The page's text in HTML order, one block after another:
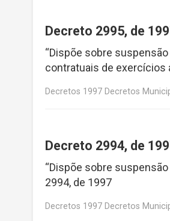
Decreto 2995, de
“Dispõe sobre
contratuais de exercícios
Decretos 1997 Decretos
Decreto 2994, de
“Dispõe sobre
2994, de 1997
Decretos 1997 Decretos